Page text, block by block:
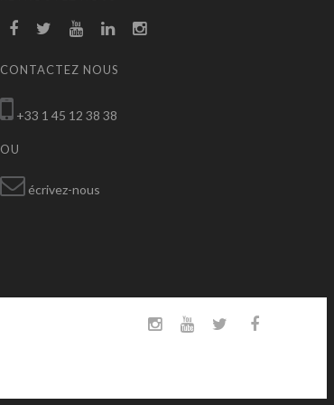
CONTACTEZ NOUS
+33 1 45 12 38 38
OU
écrivez-nous